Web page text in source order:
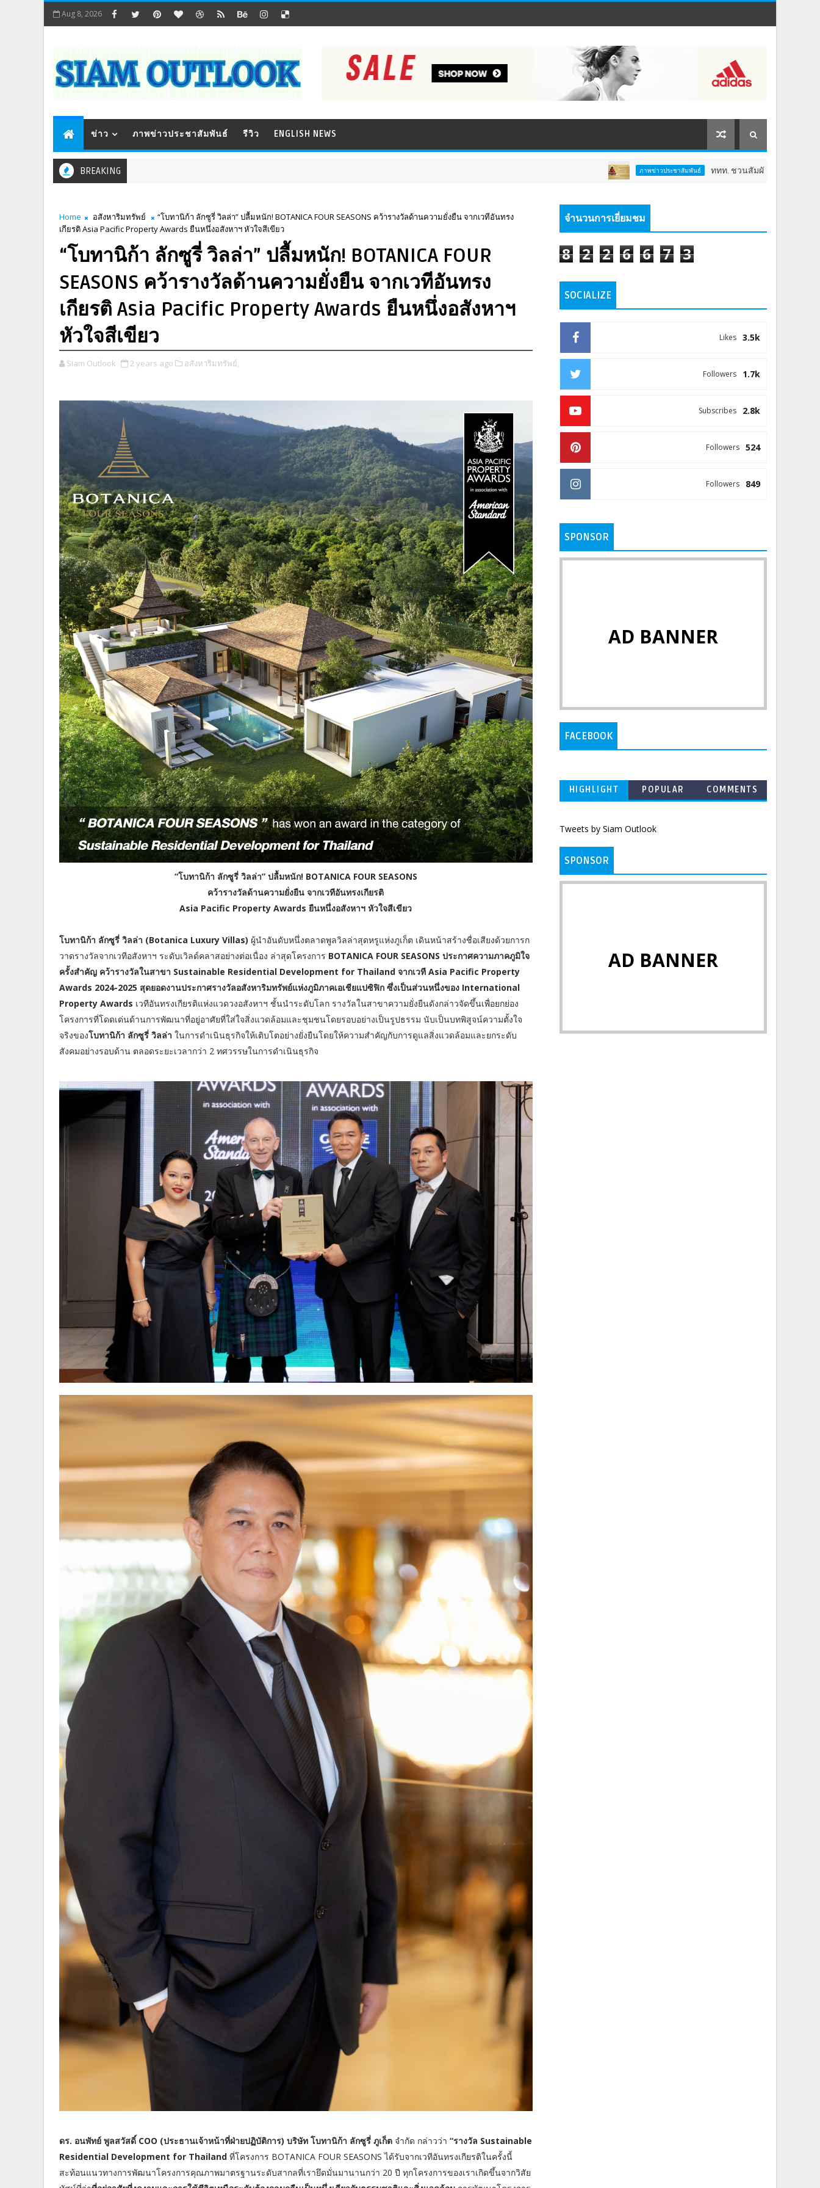
Aug 8, 2026
ข่าว ภาพข่าวประชาสัมพันธ์ รีวิว ENGLISH NEWS
BREAKING ภาพข่าวประชาสัมพันธ์ ททท. ชวนสัมผัสพลังแห่งศรัทธา ร่วมงาน "ห่มผ้า
Home อสังหาริมทรัพย์
“โบทานิก้า ลักซูรี่ วิลล่า” ปลื้มหนัก! BOTANICA FOUR SEASONS คว้ารางวัลด้านความยั่งยืน จากเวทีอันทรง
เกียรติ Asia Pacific Property Awards ยืนหนึ่งอสังหาฯ หัวใจสีเขียว
“โบทานิก้า ลักซูรี่ วิลล่า” ปลื้มหนัก! BOTANICA FOUR
SEASONS คว้ารางวัลด้านความยั่งยืน จากเวทีอันทรง
เกียรติ Asia Pacific Property Awards ยืนหนึ่งอสังหาฯ
หัวใจสีเขียว
Siam Outlook 2 years ago อสังหาริมทรัพย์,
“โบทานิก้า ลักซูรี่ วิลล่า” ปลื้มหนัก! BOTANICA FOUR SEASONS
คว้ารางวัลด้านความยั่งยืน จากเวทีอันทรงเกียรติ
Asia Pacific Property Awards ยืนหนึ่งอสังหาฯ หัวใจสีเขียว
โบทานิก้า ลักซูรี่ วิลล่า (Botanica Luxury Villas) ผู้นำอันดับหนึ่งตลาดพูลวิลล่าสุดหรูแห่งภูเก็ต เดินหน้าสร้างชื่อเสียงด้วยการก
วาดรางวัลจากเวทีอสังหาฯ ระดับเวิลด์คลาสอย่างต่อเนื่อง ล่าสุดโครงการ BOTANICA FOUR SEASONS ประกาศความภาคภูมิใจ
ครั้งสำคัญ คว้ารางวัลในสาขา Sustainable Residential Development for Thailand จากเวที Asia Pacific Property
Awards 2024-2025 สุดยอดงานประกาศรางวัลอสังหาริมทรัพย์แห่งภูมิภาคเอเชียแปซิฟิก ซึ่งเป็นส่วนหนึ่งของ International
Property Awards เวทีอันทรงเกียรติแห่งแวดวงอสังหาฯ ชั้นนำระดับโลก รางวัลในสาขาความยั่งยืนดังกล่าวจัดขึ้นเพื่อยกย่อง
โครงการที่โดดเด่นด้านการพัฒนาที่อยู่อาศัยที่ใส่ใจสิ่งแวดล้อมและชุมชนโดยรอบอย่างเป็นรูปธรรม นับเป็นบทพิสูจน์ความตั้งใจ
จริงของโบทานิก้า ลักซูรี่ วิลล่า ในการดำเนินธุรกิจให้เติบโตอย่างยั่งยืนโดยให้ความสำคัญกับการดูแลสิ่งแวดล้อมและยกระดับ
สังคมอย่างรอบด้าน ตลอดระยะเวลากว่า 2 ทศวรรษในการดำเนินธุรกิจ
ดร. อนพัทย์ พูลสวัสดิ์ COO (ประธานเจ้าหน้าที่ฝ่ายปฏิบัติการ) บริษัท โบทานิก้า ลักซูรี่ ภูเก็ต จำกัด กล่าวว่า “รางวัล Sustainable
Residential Development for Thailand ที่โครงการ BOTANICA FOUR SEASONS ได้รับจากเวทีอันทรงเกียรติในครั้งนี้
สะท้อนแนวทางการพัฒนาโครงการคุณภาพมาตรฐานระดับสากลที่เรายึดมั่นมานานกว่า 20 ปี ทุกโครงการของเราเกิดขึ้นจากวิสัย
จำนวนการเยี่ยมชม
8 2 2 6 6 7 3
SOCIALIZE
3.5k
Likes
1.7k
Followers
2.8k
Subscribes
524
Followers
849
Followers
SPONSOR
AD BANNER
FACEBOOK
HIGHLIGHT POPULAR COMMENTS
Tweets by Siam Outlook
SPONSOR
AD BANNER